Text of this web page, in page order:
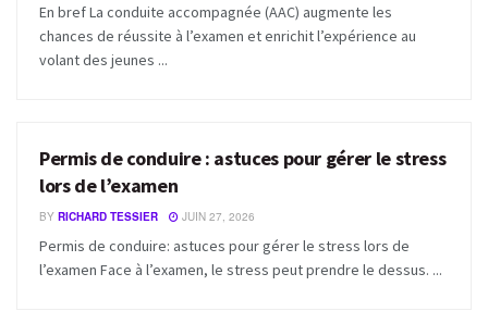
En bref La conduite accompagnée (AAC) augmente les
chances de réussite à l’examen et enrichit l’expérience au
volant des jeunes ...
PERMIS DE CONDUIRE
Permis de conduire : astuces pour gérer le stress
lors de l’examen
BY RICHARD TESSIER JUIN 27, 2026
Permis de conduire: astuces pour gérer le stress lors de
l’examen Face à l’examen, le stress peut prendre le dessus. ...